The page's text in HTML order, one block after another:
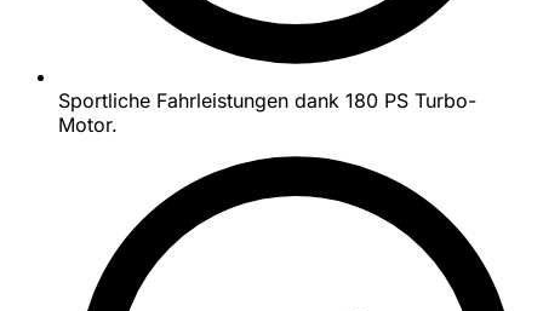
Sportliche Fahrleistungen dank 180 PS Turbo-
Motor.